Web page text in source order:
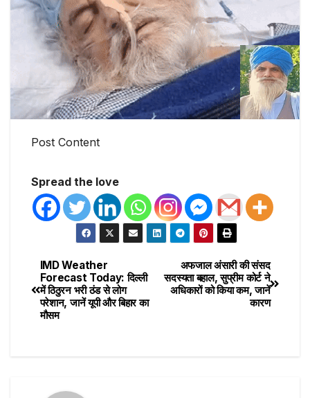
Post Content
Spread the love
अफजाल अंसारी की संसद
सदस्यता बहाल, सुप्रीम कोर्ट ने
अधिकारों को किया कम, जानें
कारण
IMD Weather
Forecast Today: दिल्ली
में ठिठुरन भरी ठंड से लोग
परेशान, जानें यूपी और बिहार का
मौसम